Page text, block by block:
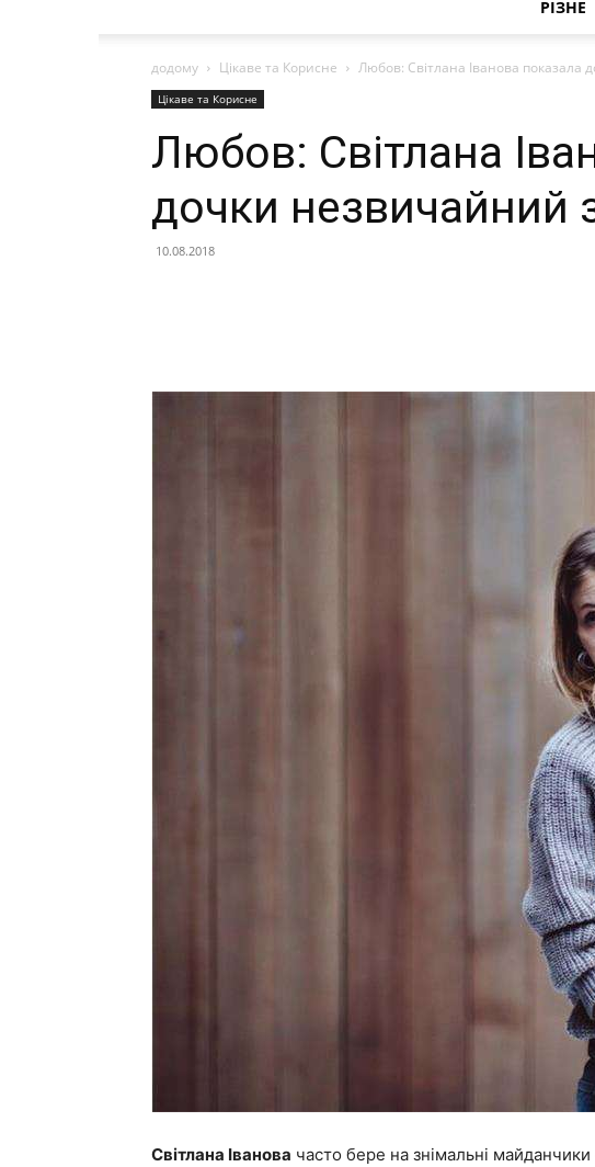
РІЗНЕ
додому Цікаве та Корисне Любов: Світлана Іванова показала
Цікаве та Корисне
Любов: Світлана
дочки незвичайний
10.08.2018
Світлана Іванова часто бере на знімальні